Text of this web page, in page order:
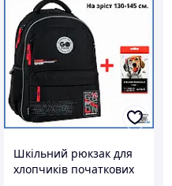
Шкільний рюкзак для
хлопчиків початкових